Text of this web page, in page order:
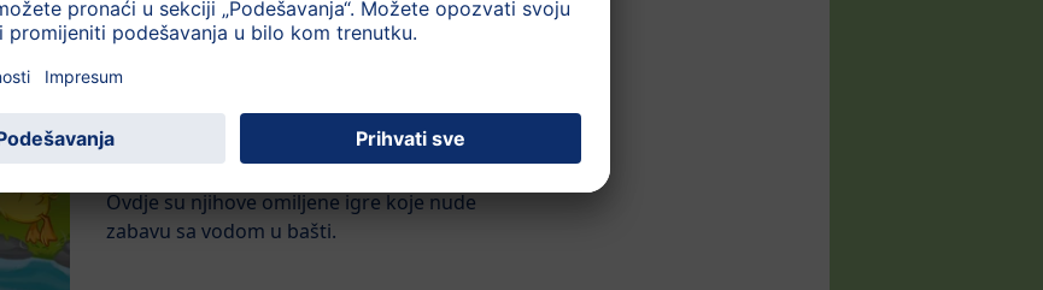
Pronadjite ovdje ideje za igre na travi.
Rakun Rašo I Patkica Persa vole
da brčkaju po vodi.
Ovdje su njihove omiljene igre koje nude
zabavu sa vodom u bašti.